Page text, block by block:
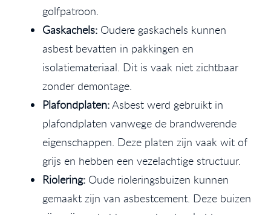
golfpatroon.
Gaskachels: Oudere gaskachels kunnen
asbest bevatten in pakkingen en
isolatiemateriaal. Dit is vaak niet zichtbaar
zonder demontage.
Plafondplaten:Asbest werd gebruikt in
plafondplaten vanwege de brandwerende
eigenschappen. Deze platen zijn vaak wit of
grijs en hebben een vezelachtige structuur.
Riolering: Oude rioleringsbuizen kunnen
gemaakt zijn van asbestcement. Deze buizen